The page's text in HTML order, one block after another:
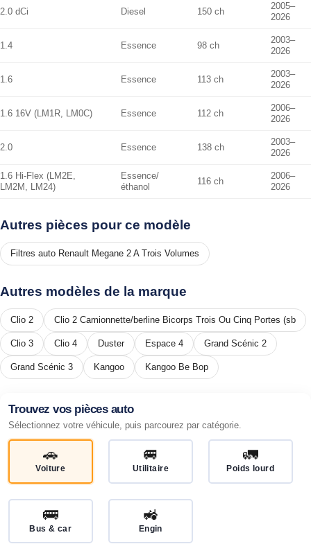
2.0 dCi Diesel 150 ch
2005–
2026
1.4 Essence 98 ch
2003–
2026
1.6 Essence 113 ch
2003–
2026
1.6 16V (LM1R, LM0C) Essence 112 ch
2006–
2026
2.0 Essence 138 ch
2003–
2026
1.6 Hi-Flex (LM2E,
LM2M, LM24)
Essence/
éthanol
116 ch
2006–
2026
Autres pièces pour ce modèle
Filtres auto Renault Megane 2 A Trois Volumes
Autres modèles de la marque
Clio 2 Clio 2 Camionnette/berline Bicorps Trois Ou Cinq Portes (sb
Clio 3 Clio 4 Duster Espace 4 Grand Scénic 2
Grand Scénic 3 Kangoo Kangoo Be Bop
Trouvez vos pièces auto
Sélectionnez votre véhicule, puis parcourez par catégorie.
🚗
Voiture
🚐
Utilitaire
🚛
Poids lourd
🚌
Bus & car
🚜
Engin